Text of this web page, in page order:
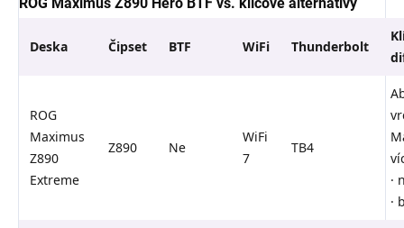
ROG Maximus Z890 Hero BTF vs. klíčové alternativy
Deska Čipset BTF WiFi Thunderbolt
ROG
Maximus
Z890
Extreme
Z890 Ne
WiFi
7
TB4
·
·